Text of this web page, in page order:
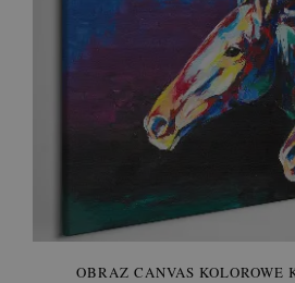
OBRAZ CANVAS KOLOROWE